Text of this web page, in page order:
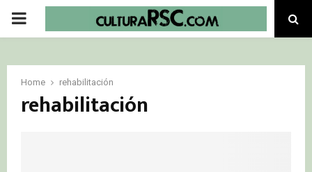
PRIMARY
Home rehabilitación
rehabilitación